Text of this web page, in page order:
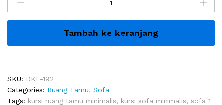
Sofa
Minimalis
1
Laras
Tambah ke keranjang
SKU: DKF-192
Categories: Ruang Tamu, Sofa
Tags: kursi ruang tamu minimalis, kursi sofa minimalis, sofa 1